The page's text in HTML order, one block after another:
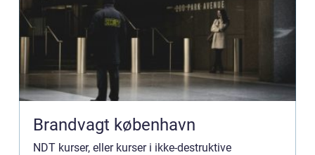
Brandvagt københavn
NDT kurser, eller kurser i ikke-destruktive